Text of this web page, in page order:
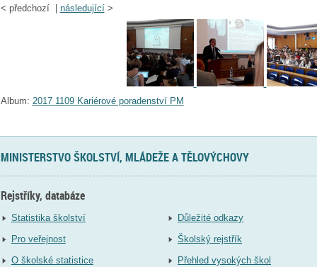
< předchozí | následující>
Album: 2017 1109 Kariérové poradenství PM
MINISTERSTVO ŠKOLSTVÍ, MLÁDEŽE A TĚLOVÝCHOVY
Rejstříky, databáze
Statistika školství
Pro veřejnost
O školské statistice
Důležité odkazy
Školský rejstřík
Přehled vysokých škol